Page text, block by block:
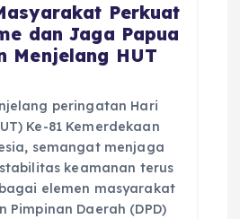
Perkuat
dan Jaga Papua
Menjelang HUT
peringatan Hari
Ke-81 Kemerdekaan
semangat menjaga
keamanan terus
elemen masyarakat
Pimpinan Daerah (DPD)